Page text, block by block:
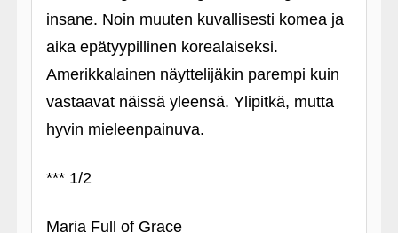
insane. Noin muuten kuvallisesti komea ja
aika epätyypillinen korealaiseksi.
Amerikkalainen näyttelijäkin parempi kuin
vastaavat näissä yleensä. Ylipitkä, mutta
hyvin mieleenpainuva.
*** 1/2
Maria Full of Grace